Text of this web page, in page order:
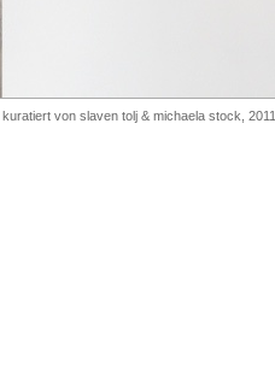
von slaven tolj & michaela stock, 2011